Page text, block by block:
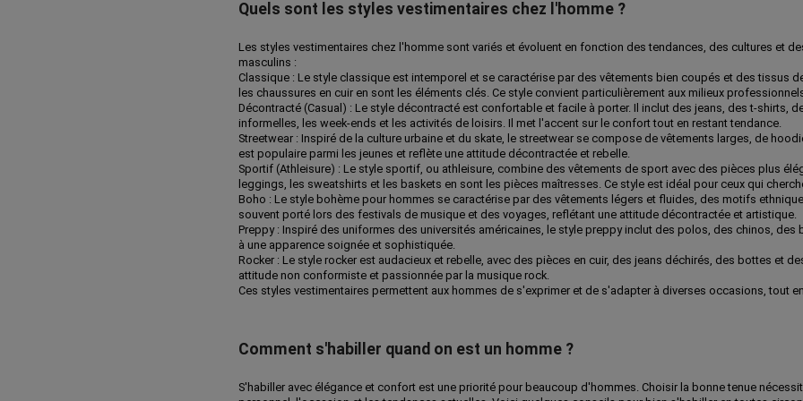
Quels sont les styles vestimentaires chez l'homme ?
Les styles vestimentaires chez l'homme sont variés et évoluent en fonction des tendances, des cultures et
masculins :
Classique : Le style classique est intemporel et se caractérise par des vêtements bien coupés et des tissus
les chaussures en cuir en sont les éléments clés. Ce style convient particulièrement aux milieux
Décontracté (Casual) : Le style décontracté est confortable et facile à porter. Il inclut des jeans, des t-shirts,
informelles, les week-ends et les activités de loisirs. Il met l'accent sur le confort tout en restant tendance.
Streetwear : Inspiré de la culture urbaine et du skate, le streetwear se compose de vêtements larges, de
est populaire parmi les jeunes et reflète une attitude décontractée et rebelle.
Sportif (Athleisure) : Le style sportif, ou athleisure, combine des vêtements de sport avec des pièces plus
leggings, les sweatshirts et les baskets en sont les pièces maîtresses. Ce style est idéal pour ceux qui
Boho : Le style bohème pour hommes se caractérise par des vêtements légers et fluides, des motifs
souvent porté lors des festivals de musique et des voyages, reflétant une attitude décontractée et artistique.
Preppy : Inspiré des uniformes des universités américaines, le style preppy inclut des polos, des chinos,
à une apparence soignée et sophistiquée.
Rocker : Le style rocker est audacieux et rebelle, avec des pièces en cuir, des jeans déchirés, des bottes et
attitude non conformiste et passionnée par la musique rock.
Ces styles vestimentaires permettent aux hommes de s'exprimer et de s'adapter à diverses occasions, tout
Comment s'habiller quand on est un homme ?
S'habiller avec élégance et confort est une priorité pour beaucoup d'hommes. Choisir la bonne tenue